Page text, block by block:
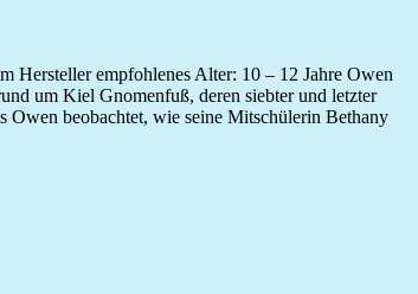
Hersteller empfohlenes Alter: 10 – 12 Jahre Owen
um Kiel Gnomenfuß, deren siebter und letzter
Owen beobachtet, wie seine Mitschülerin Bethany